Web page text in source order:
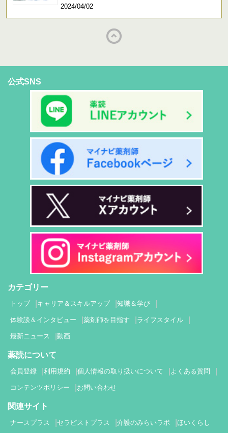
2024/04/02
公式SNS
カテゴリー
トップ キャリア＆スキルアップ 知識＆学び
体験談＆インタビュー 薬剤師を目指す ライフスタイル
最新ニュース 動画
薬読について
会員登録 利用規約 個人情報の取り扱いについて よくある質問
コンテンツポリシー お問い合わせ
関連サイト
ナースプラス セラピストプラス 介護のみらいラボ ほいくらし